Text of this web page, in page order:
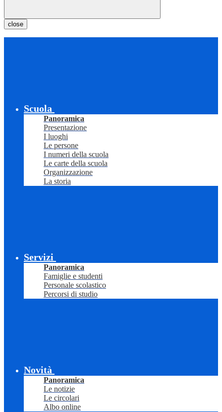
close
Scuola
Panoramica
Presentazione
I luoghi
Le persone
I numeri della scuola
Le carte della scuola
Organizzazione
La storia
Servizi
Panoramica
Famiglie e studenti
Personale scolastico
Percorsi di studio
Novità
Panoramica
Le notizie
Le circolari
Albo online